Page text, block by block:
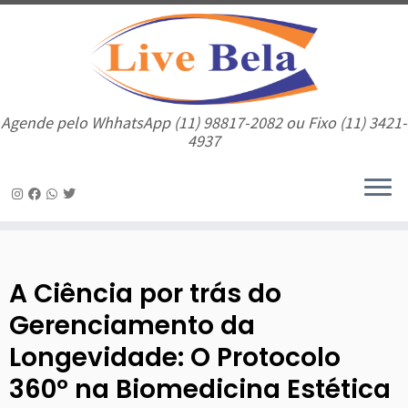
Agende pelo WhhatsApp (11) 98817-2082 ou Fixo (11) 3421-
4937
A Ciência por trás do
Gerenciamento da
Longevidade: O Protocolo
360º na Biomedicina Estética